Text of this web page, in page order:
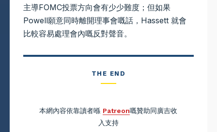
主導FOMC投票方向會有少少難度；但如果
Powell願意同時離開理事會嘅話，Hassett 就會
比較容易處理會內嘅反對聲音。
THE END
本網內容依靠讀者喺 Patreon嘅贊助同廣吉收
入支持